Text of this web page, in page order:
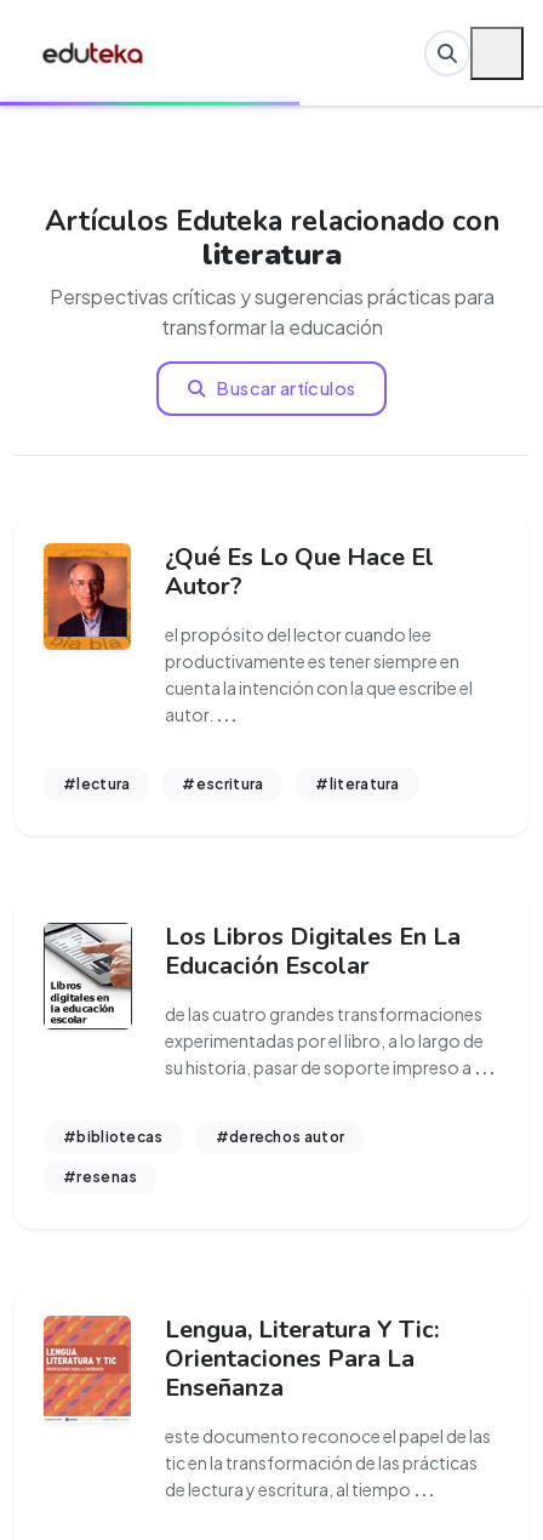
Artículos Eduteka relacionado con
literatura
Perspectivas críticas y sugerencias prácticas para
transformar la educación
Buscar artículos
¿Qué Es Lo Que Hace El
Autor?
el propósito del lector cuando lee
productivamente es tener siempre en
cuenta la intención con la que escribe el
autor. ...
#lectura #escritura #literatura
Los Libros Digitales En La
Educación Escolar
de las cuatro grandes transformaciones
experimentadas por el libro, a lo largo de
su historia, pasar de soporte impreso a ...
#bibliotecas #derechos autor
#resenas
Lengua, Literatura Y Tic:
Orientaciones Para La
Enseñanza
este documento reconoce el papel de las
tic en la transformación de las prácticas
de lectura y escritura, al tiempo ...